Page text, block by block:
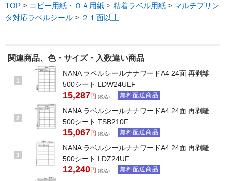
TOP > コピー用紙・ＯＡ用紙 > 粘着ラベル用紙 > マルチプリン
タ対応ラベルシール > ２１面以上
関連商品、色・サイズ・入数違い商品
1
NANA ラベルシールナナワードA4 24面 再剥離
500シート LDW24UEF
15,287円 (税込) 無料配送商品
2
NANA ラベルシールナナワードA4 24面 再剥離
500シート TSB210F
15,067円 (税込) 無料配送商品
3
NANA ラベルシールナナワードA4 24面 再剥離
500シート LDZ24UF
12,240円 (税込) 無料配送商品